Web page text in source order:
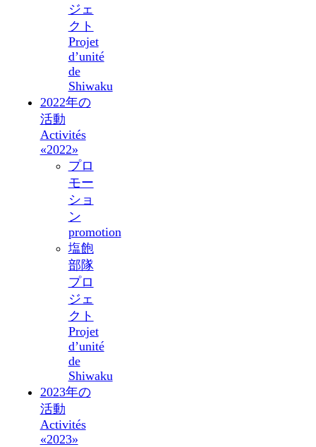
ジェ
クト
Projet
d’unité
de
Shiwaku
2022年の
活動
Activités
«2022»
プロ
モー
ショ
ン
promotion
塩飽
部隊
プロ
ジェ
クト
Projet
d’unité
de
Shiwaku
2023年の
活動
Activités
«2023»